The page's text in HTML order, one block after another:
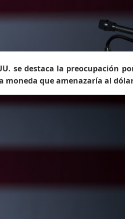
se destaca la preocupación
moneda que amenazaría al